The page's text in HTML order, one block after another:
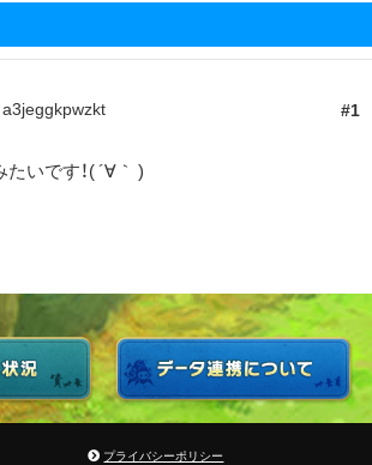
1
a3jeggkpwzkt
いです！( ´∀｀ )
プライバシーポリシー